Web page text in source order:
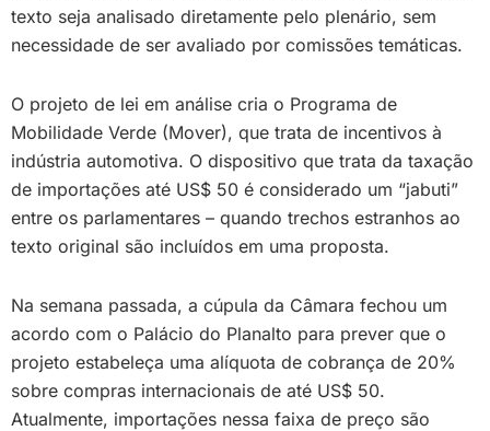
texto seja analisado diretamente pelo plenário, sem
necessidade de ser avaliado por comissões temáticas.
O projeto de lei em análise cria o Programa de
Mobilidade Verde (Mover), que trata de incentivos à
indústria automotiva. O dispositivo que trata da taxação
de importações até US$ 50 é considerado um “jabuti”
entre os parlamentares – quando trechos estranhos ao
texto original são incluídos em uma proposta.
Na semana passada, a cúpula da Câmara fechou um
acordo com o Palácio do Planalto para prever que o
projeto estabeleça uma alíquota de cobrança de 20%
sobre compras internacionais de até US$ 50.
Atualmente, importações nessa faixa de preço são